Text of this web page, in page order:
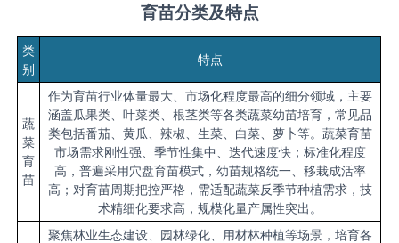
育苗分类及特点
类
别
特点
蔬
菜
育
苗
作为育苗行业体量最大、市场化程度最高的细分领域，主要
涵盖瓜果类、叶菜类、根茎类等各类蔬菜幼苗培育，常见品
类包括番茄、黄瓜、辣椒、生菜、白菜、萝卜等。蔬菜育苗
市场需求刚性强、季节性集中、迭代速度快；标准化程度
高，普遍采用穴盘育苗模式，幼苗规格统一、移栽成活率
高；对育苗周期把控严格，需适配蔬菜反季节种植需求，技
术精细化要求高，规模化量产属性突出。
聚焦林业生态建设、园林绿化、用材林种植等场景，培育各